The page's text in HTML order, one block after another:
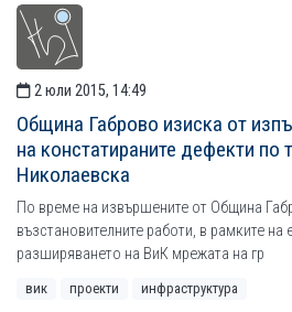
2 юли 2015, 14:49
Община Габрово изиска от
на констатираните дефекти по
Николаевска
По време на извършените от Община
възстановителните работи, в рамките на
разширяването на ВиК мрежата на гр
вик проекти инфраструктура